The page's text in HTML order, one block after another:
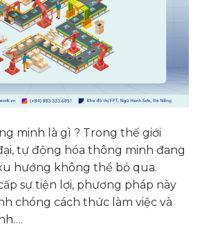
minh là gì ? Trong thế giới
tự động hóa thông minh đang
hướng không thể bỏ qua.
sự tiện lợi, phương pháp này
chóng cách thức làm việc và